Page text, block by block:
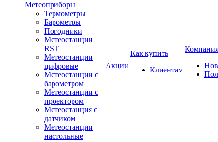
Метеоприборы
Термометры
Барометры
Погодники
Метеостанции
RST
Метеостанции
цифровые
Метеостанции с
барометром
Метеостанции с
проектором
Метеостанция с
датчиком
Метеостанции
настольные
Акции
Как купить
Клиентам
Компания